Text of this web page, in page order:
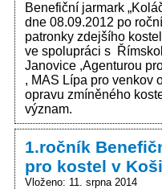
Benefiční jarmark
dne 08.09.2012 po
patronky zdejšího
ve spolupráci s
Janovice ,Agenturou
, MAS Lípa pro venkov
opravu zmíněného
význam.
1.ročník
pro kostel v
Vloženo: 11. srpna 2014